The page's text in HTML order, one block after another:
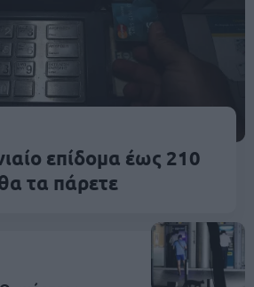
επίδομα έως 210
τα πάρετε